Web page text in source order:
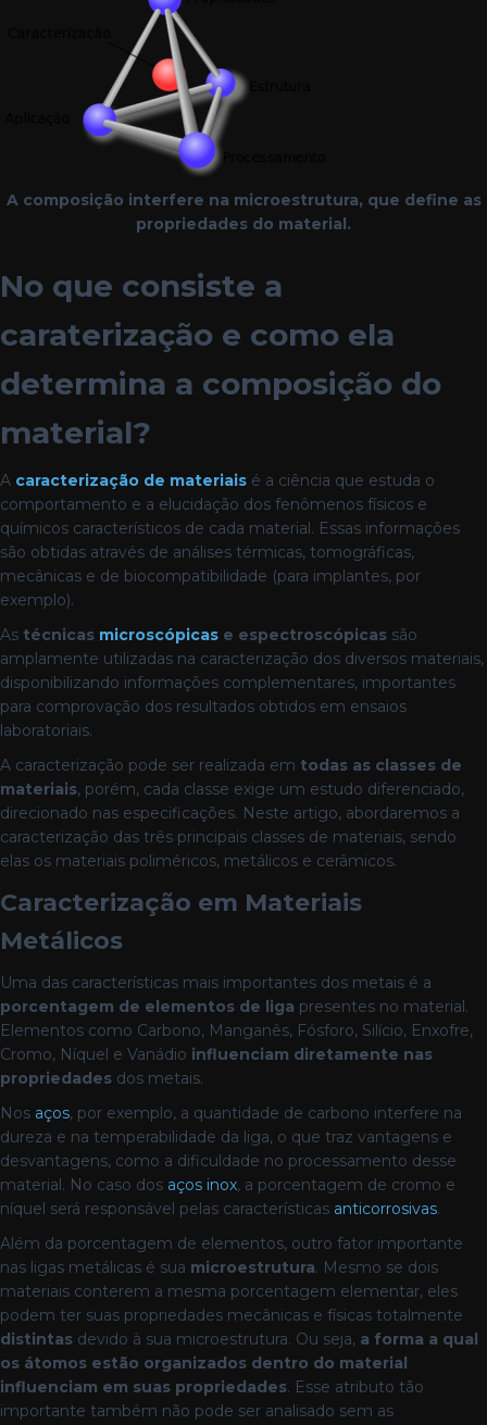
A composição interfere na microestrutura, que define as
propriedades do material.
No que consiste a
caraterização e como ela
determina a composição do
material?
A caracterização de materiais é a ciência que estuda o
comportamento e a elucidação dos fenômenos físicos e
químicos característicos de cada material. Essas informações
são obtidas através de análises térmicas, tomográficas,
mecânicas e de biocompatibilidade (para implantes, por
exemplo).
As técnicas microscópicas e espectroscópicas são
amplamente utilizadas na caracterização dos diversos materiais,
disponibilizando informações complementares, importantes
para comprovação dos resultados obtidos em ensaios
laboratoriais.
A caracterização pode ser realizada em todas as classes de
materiais, porém, cada classe exige um estudo diferenciado,
direcionado nas especificações. Neste artigo, abordaremos a
caracterização das três principais classes de materiais, sendo
elas os materiais poliméricos, metálicos e cerâmicos.
Caracterização em Materiais
Metálicos
Uma das características mais importantes dos metais é a
porcentagem de elementos de liga presentes no material.
Elementos como Carbono, Manganês, Fósforo, Silício, Enxofre,
Cromo, Níquel e Vanádio influenciam diretamente nas
propriedades dos metais.
Nos aços, por exemplo, a quantidade de carbono interfere na
dureza e na temperabilidade da liga, o que traz vantagens e
desvantagens, como a dificuldade no processamento desse
material. No caso dos aços inox, a porcentagem de cromo e
níquel será responsável pelas características anticorrosivas.
Além da porcentagem de elementos, outro fator importante
nas ligas metálicas é sua microestrutura. Mesmo se dois
materiais conterem a mesma porcentagem elementar, eles
podem ter suas propriedades mecânicas e físicas totalmente
distintas devido à sua microestrutura. Ou seja, a forma a qual
os átomos estão organizados dentro do material
influenciam em suas propriedades. Esse atributo tão
importante também não pode ser analisado sem as